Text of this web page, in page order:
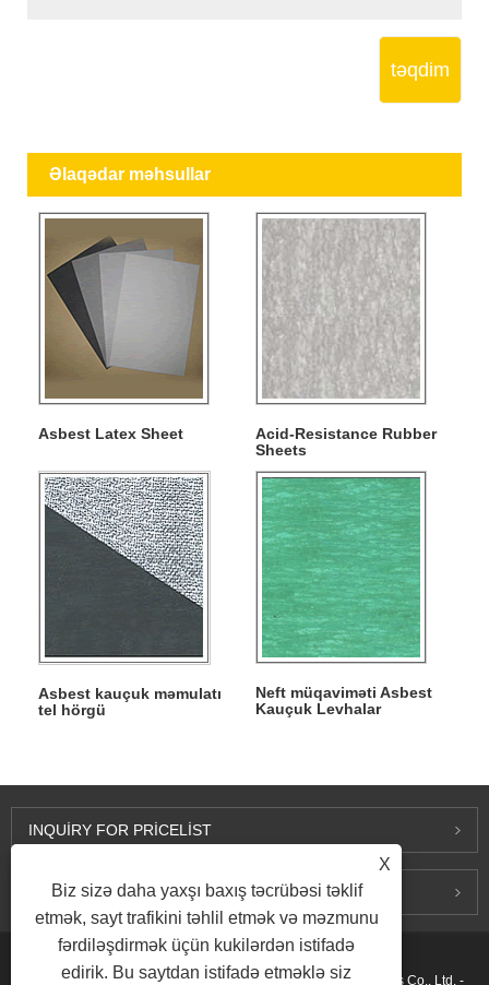
təqdim
Əlaqədar məhsullar
Asbest Latex Sheet
Acid-Resistance Rubber
Sheets
Asbest kauçuk məmulatı
tel hörgü
Neft müqaviməti Asbest
Kauçuk Levhalar
INQUIRY FOR PRICELIST
BIZIMLƏ ƏLAQƏ SAXLAYIN
Müəlliflik hüququ © 2015-2026 Ningbo Kaxite Sealing Materials Co., Ltd. -
X
Biz sizə daha yaxşı baxış təcrübəsi təklif
etmək, sayt trafikini təhlil etmək və məzmunu
fərdiləşdirmək üçün kukilərdən istifadə
edirik. Bu saytdan istifadə etməklə siz